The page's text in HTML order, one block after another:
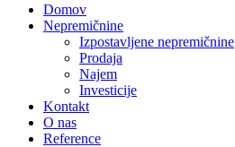
Domov
Nepremičnine
Izpostavljene nepremičnine
Prodaja
Najem
Investicije
Kontakt
O nas
Reference